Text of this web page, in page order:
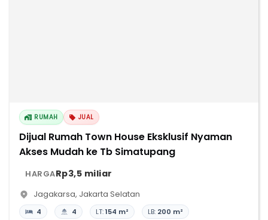
RUMAH JUAL
Dijual Rumah Town House Eksklusif Nyaman
Akses Mudah ke Tb Simatupang
HARGARp3,5 miliar
Jagakarsa, Jakarta Selatan
4 4 LT:154 m² LB: 200 m²